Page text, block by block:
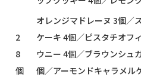
2
8
個
オレンジマドレーヌ 3個／
ケーキ 4個／ピスタチオフ
ウニー 4個／ブラウンシュ
個／アーモンドキャラメル